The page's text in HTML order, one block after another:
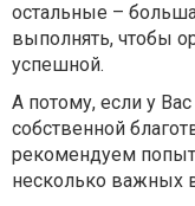
остальные –
выполнять, чтобы
успешной.
А потому, если у
собственной
рекомендуем
несколько важных